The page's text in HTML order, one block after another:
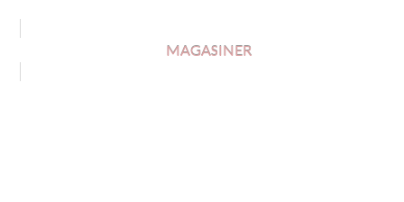
MAGASINER